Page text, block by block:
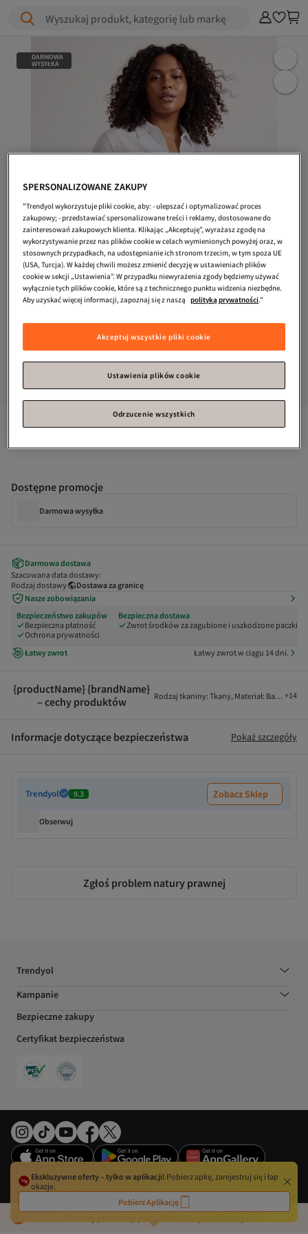
Wyszukaj produkt, kategorię lub markę
DARMOWA
WYSYŁKA
Trendyol Curve
Koszula plus size z tkaniny w kolorze ecru, z
Dostępne promocje
Darmowa wysyłka
Darmowa dostawa
Szacowana data dostawy:
Rodzaj dostawy
Dostawa za granicę
Nasze zobowiązania
Bezpieczeństwo zakupów
Bezpieczna płatność
Ochrona prywatności
Bezpieczna dostawa
Zwrot środków za zagubione i uszkodzone paczki
Łatwy zwrot Łatwy zwrot w ciągu 14 dni.
{productName} {brandName}
– cechy produktów
Rodzaj tkaniny: Tkany, Materiał: Bawełna,
+14
Informacje dotyczące bezpieczeństwa Pokaż szczegóły
Trendyol 9.3 Zobacz Sklep
Obserwuj
Zgłoś problem natury prawnej
Ekskluzywne oferty – tylko w aplikacji! Pobierz apkę, zarejestruj się i łap
okazje.
Pobierz Aplikację
Trendyol
Kampanie
Bezpieczne zakupy
Certyfikat bezpieczeństwa
©2026 DSM Grup Danışmanlık İletişim ve Satış Tic. A.Ş. – Wszelkie prawa
Preferencje plików cookieAkt o usługach cyfrowychPolityka prywatności
RegulaminStopka Prawo do odstąpienia od umowy
Organy UE
Warunki użytkowania
SPERSONALIZOWANE ZAKUPY
"Trendyol wykorzystuje pliki cookie, aby: - ulepszać i optymalizować proces
zakupowy; - przedstawiać spersonalizowane treści i reklamy, dostosowane do
zainteresowań zakupowych klienta. Klikając „Akceptuję”, wyrażasz zgodę na
wykorzystywanie przez nas plików cookie w celach wymienionych powyżej oraz, w
stosownych przypadkach, na udostępnianie ich stronom trzecim, w tym spoza UE
(USA, Turcja). W każdej chwili możesz zmienić decyzję w ustawieniach plików
cookie w sekcji „Ustawienia”. W przypadku niewyrażenia zgody będziemy używać
wyłącznie tych plików cookie, które są z technicznego punktu widzenia niezbędne.
Aby uzyskać więcej informacji, zapoznaj się z naszą polityką prywatności."
Akceptuj wszystkie pliki cookie
Ustawienia plików cookie
Odrzucenie wszystkich